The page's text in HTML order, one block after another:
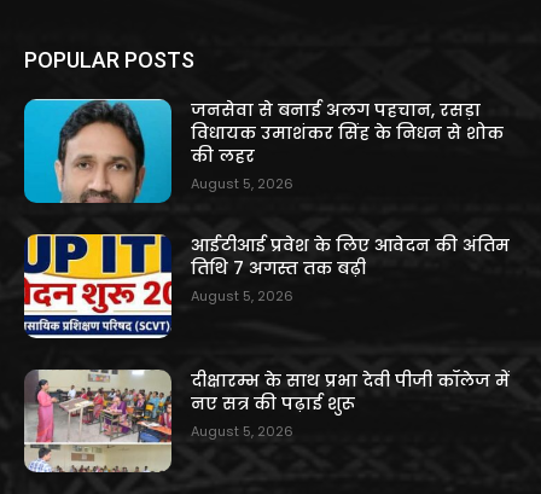
POPULAR POSTS
जनसेवा से बनाई अलग पहचान, रसड़ा
विधायक उमाशंकर सिंह के निधन से शोक
की लहर
August 5, 2026
आईटीआई प्रवेश के लिए आवेदन की अंतिम
तिथि 7 अगस्त तक बढ़ी
August 5, 2026
दीक्षारम्भ के साथ प्रभा देवी पीजी कॉलेज में
नए सत्र की पढ़ाई शुरू
August 5, 2026